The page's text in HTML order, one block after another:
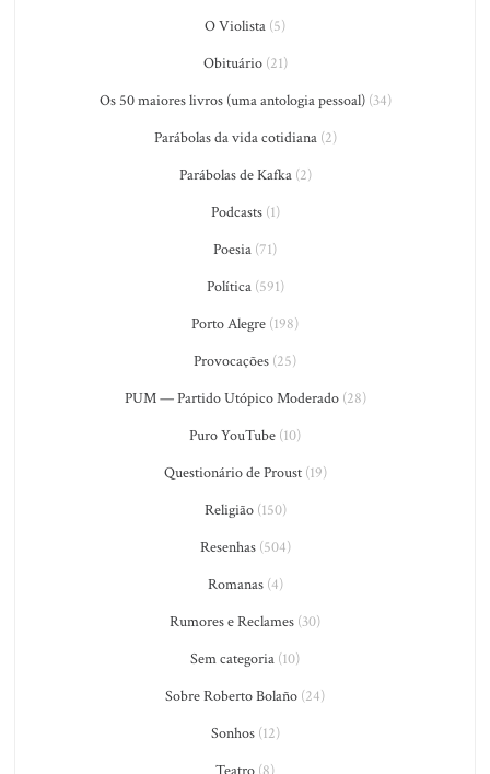
O Violista (5)
Obituário(21)
Os 50 maiores livros (uma antologia pessoal)(34)
Parábolas da vida cotidiana(2)
Parábolas de Kafka(2)
Podcasts(1)
Poesia (71)
Política(591)
Porto Alegre (198)
Provocações (25)
PUM — Partido Utópico Moderado(28)
Puro YouTube (10)
Questionário de Proust(19)
Religião(150)
Resenhas(504)
Romanas(4)
Rumores e Reclames (30)
Sem categoria (10)
Sobre Roberto Bolaño (24)
Sonhos(12)